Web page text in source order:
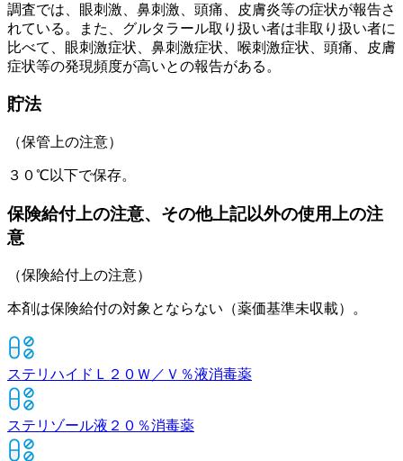
調査では、眼刺激、鼻刺激、頭痛、皮膚炎等の症状が報告さ
れている。また、グルタラール取り扱い者は非取り扱い者に
比べて、眼刺激症状、鼻刺激症状、喉刺激症状、頭痛、皮膚
症状等の発現頻度が高いとの報告がある。
貯法
（保管上の注意）
３０℃以下で保存。
保険給付上の注意、その他上記以外の使用上の注
意
（保険給付上の注意）
本剤は保険給付の対象とならない（薬価基準未収載）。
ステリハイドＬ２０Ｗ／Ｖ％液消毒薬
ステリゾール液２０％消毒薬